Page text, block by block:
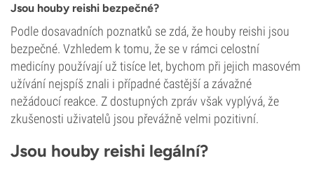
Jsou houby reishi bezpečné?
Podle dosavadních poznatků se zdá, že houby reishi jsou
bezpečné. Vzhledem k tomu, že se v rámci celostní
medicíny používají už tisíce let, bychom při jejich masovém
užívání nejspíš znali i případné častější a závažné
nežádoucí reakce. Z dostupných zpráv však vyplývá, že
zkušenosti uživatelů jsou převážně velmi pozitivní.
Jsou houby reishi legální?